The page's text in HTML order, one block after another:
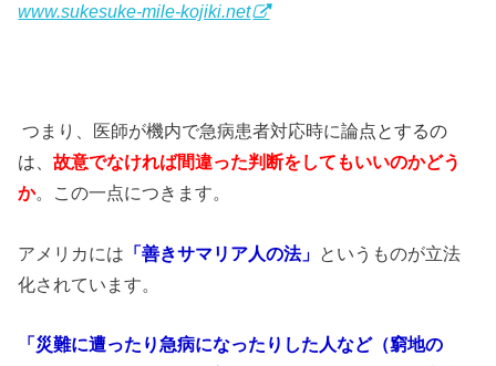
www.sukesuke-mile-kojiki.net
つまり、医師が機内で急病患者対応時に論点とするの
は、故意でなければ間違った判断をしてもいいのかどう
か。この一点につきます。
アメリカには 「善きサマリア人の法」 というものが立法
化されています。
「災難に遭ったり急病になったりした人など（窮地の